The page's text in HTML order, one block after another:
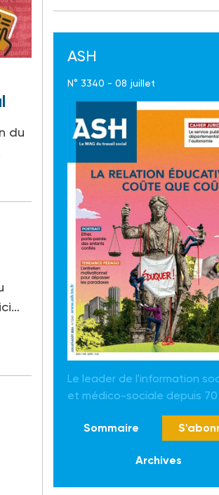
du
ASH
N° 3340 - 08 juillet
Le leader de l'information
et médico-sociale depuis 70
Sommaire
Archives